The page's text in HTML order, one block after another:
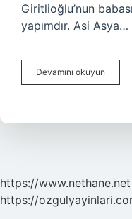
Giritlioğlu’nun
yapımdır. Asi Asya…
Devamını okuyun
Kız
https://www.nethane.net
https://